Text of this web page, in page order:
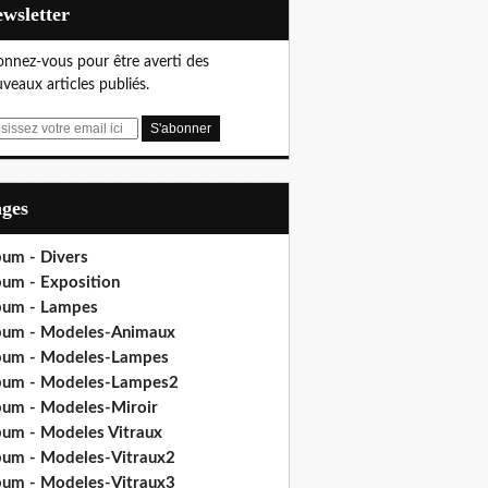
vous pour être averti des
articles publiés.
- Divers
- Exposition
- Lampes
- Modeles-Animaux
- Modeles-Lampes
- Modeles-Lampes2
- Modeles-Miroir
- Modeles Vitraux
- Modeles-Vitraux2
- Modeles-Vitraux3